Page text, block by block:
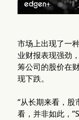
市场上出现了一
业财报表现强劲
筹公司的股价在
现下跌。
“从长期来看，
看，并非如此，